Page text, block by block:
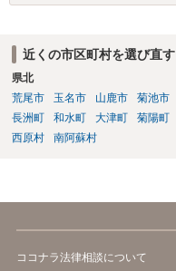
近くの市区町村を選び直す
県北
荒尾市
玉名市 山鹿市 菊池市
長洲町
和水町 大津町 菊陽町
西原村
南阿蘇村
ココナラ法律相談について